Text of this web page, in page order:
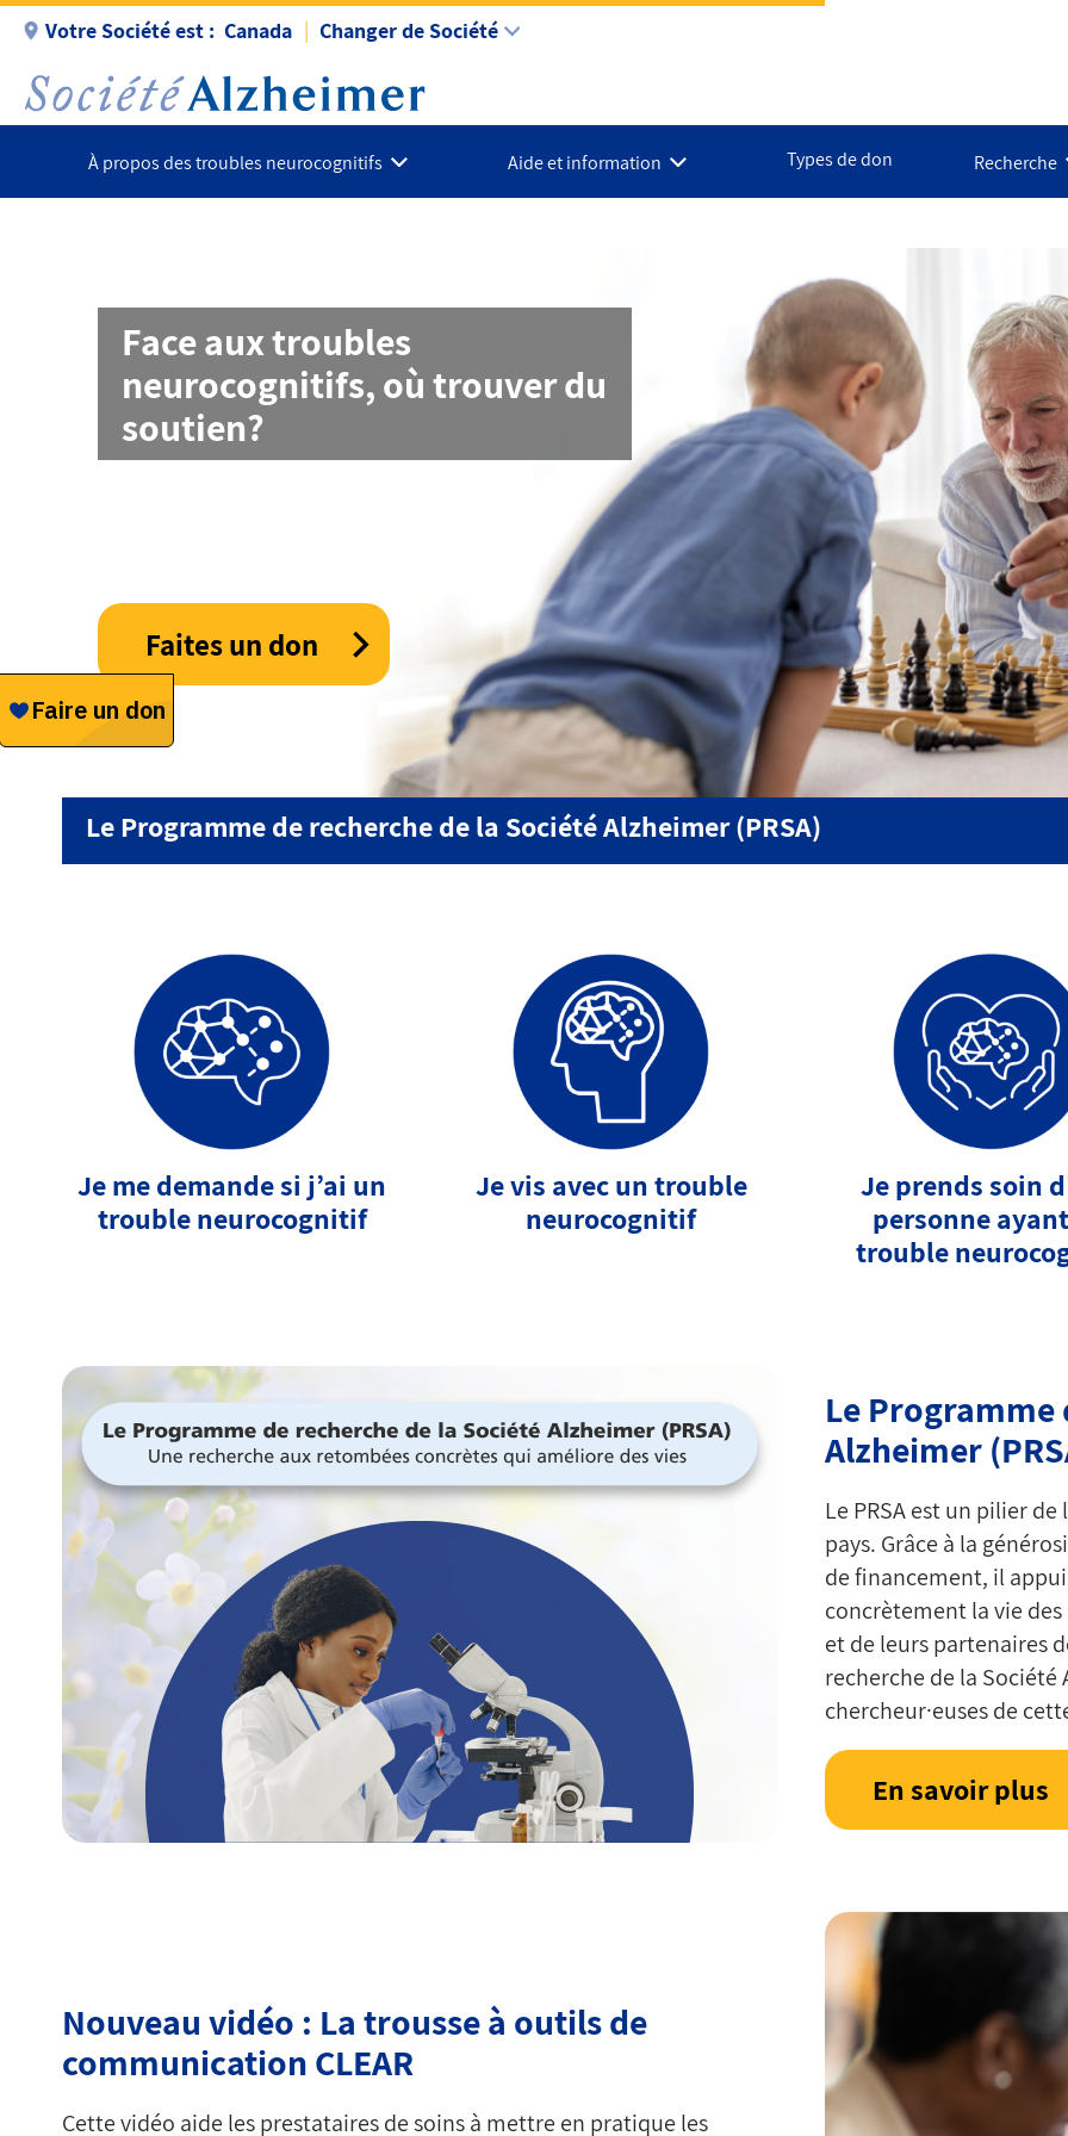
contenu
principal
Votre Société est : Canada Changer de Société
À propos des troubles neurocognitifs Aide et information Types de don Recherche
Face aux troubles
neurocognitifs, où trouver du
soutien?
Le Programme de recherche de la Société Alzheimer (PRSA)
Faites un don
Je me demande si j’ai un
trouble neurocognitif
Je vis avec un trouble
neurocognitif
Je prends soin
personne
trouble
Le Programme
Alzheimer
Le PRSA est un pilier
pays. Grâce à la
de financement, il
concrètement la vie
et de leurs partenaires
recherche de la Société
chercheur·euses de
En savoir plus
Nouveau vidéo : La trousse à outils de
communication CLEAR
Cette vidéo aide les prestataires de soins à mettre en pratique les